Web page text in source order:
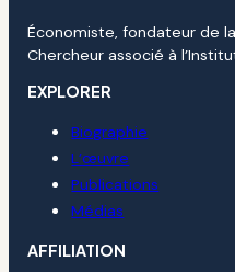
Économiste, fondateur de
Chercheur associé à
EXPLORER
Biographie
L’œuvre
Publications
Médias
AFFILIATION